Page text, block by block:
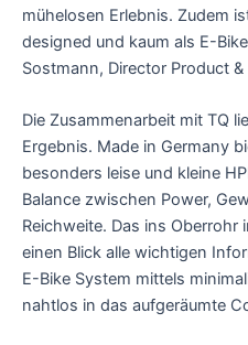
mühelosen Erlebnis. Zudem
designed und kaum als E-
Sostmann, Director Product &
Die Zusammenarbeit mit TQ
Ergebnis. Made in Germany
besonders leise und kleine
Balance zwischen Power,
Reichweite. Das ins Oberrohr
einen Blick alle wichtigen
E-Bike System mittels
nahtlos in das aufgeräumte